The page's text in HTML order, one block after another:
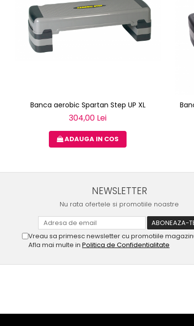
Banca aerobic Spartan Step UP XL
304,00 Lei
ADAUGA IN COS
NEWSLETTER
Nu rata ofertele si promotiile noastre
Vreau sa primesc newsletter cu promotiile
Afla mai multe in Politica de Confidentialitate